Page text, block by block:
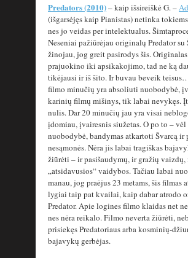
Predators (2010)– kaip išsireiškė G. –
(išgarsėjęs kaip Pianistas) netinka
nes jo veidas per intelektualus.
Neseniai pažiūrėjau originalų Predator su
žinojau, jog greit pasirodys šis.
prajuokino iki apsikakojimo, tad ne ką
tikėjausi ir iš šito. Ir buvau beveik
filmo minučių yra absoliuti nuobodybė,
karinių filmų mišinys, tik labai nevykęs.
nulis. Dar 20 minučių jau yra visai
įdomiau, įvairesnis siužetas. O po to – vėl
nuobodybė, bandymas atkartoti Švarcą ir
nesąmonės. Nėra jis labai tragiškas
žiūrėti – ir pasišaudymų, ir gražių vaizdų,
„atsidavusios“ vaidybos. Tačiau labai
manau, jog praėjus 23 metams, šis filmas
lygiai taip pat kvailai, kaip dabar atrodo
Predator. Apie logines filmo klaidas net
nes nėra reikalo. Filmo neverta žiūrėti,
prisiekęs Predatoriaus arba kosminių-
bajavykų gerbėjas.